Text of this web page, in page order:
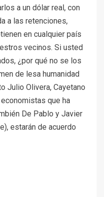
a un dólar real, con
a las retenciones,
en cualquier país
vecinos. Si usted
¿por qué no se los
de lesa humanidad
Julio Olivera, Cayetano
que ha
De Pablo y Javier
estarán de acuerdo